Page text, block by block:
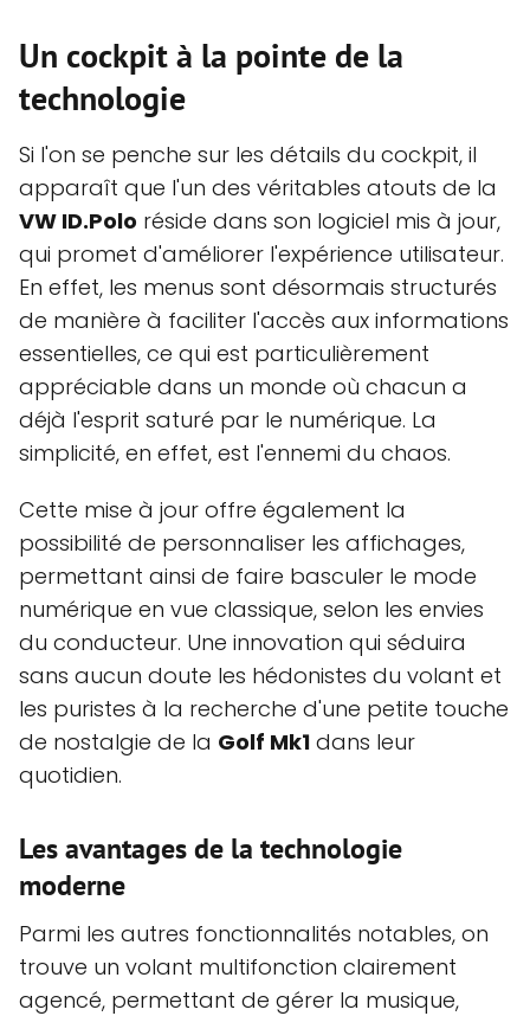
Un cockpit à la pointe de la
technologie
Si l'on se penche sur les détails du cockpit, il
apparaît que l'un des véritables atouts de la
VW ID.Polo réside dans son logiciel mis à jour,
qui promet d'améliorer l'expérience utilisateur.
En effet, les menus sont désormais structurés
de manière à faciliter l'accès aux informations
essentielles, ce qui est particulièrement
appréciable dans un monde où chacun a
déjà l'esprit saturé par le numérique. La
simplicité, en effet, est l'ennemi du chaos.
Cette mise à jour offre également la
possibilité de personnaliser les affichages,
permettant ainsi de faire basculer le mode
numérique en vue classique, selon les envies
du conducteur. Une innovation qui séduira
sans aucun doute les hédonistes du volant et
les puristes à la recherche d'une petite touche
de nostalgie de la Golf Mk1 dans leur
quotidien.
Les avantages de la technologie
moderne
Parmi les autres fonctionnalités notables, on
trouve un volant multifonction clairement
agencé, permettant de gérer la musique,